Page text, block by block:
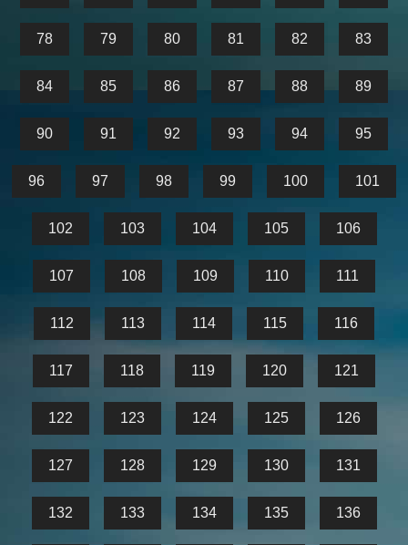
78 79 80 81 82 83
84 85 86 87 88 89
90 91 92 93 94 95
96 97 98 99 100 101
102 103 104 105 106
107 108 109 110 111
112 113 114 115 116
117 118 119 120 121
122 123 124 125 126
127 128 129 130 131
132 133 134 135 136